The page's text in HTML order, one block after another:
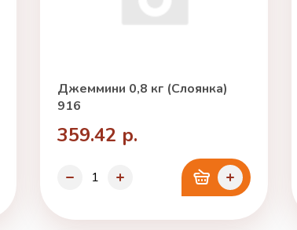
Джеммини 0,8 кг (Слоянка)
916
359.42 р.